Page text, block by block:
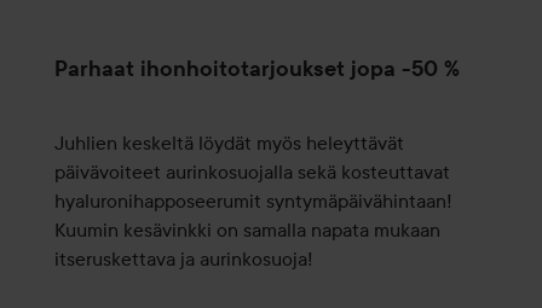
Parhaat ihonhoitotarjoukset jopa -50 %
Juhlien keskeltä löydät myös heleyttävät
päivävoiteet aurinkosuojalla sekä kosteuttavat
hyaluronihapposeerumit syntymäpäivähintaan!
Kuumin kesävinkki on samalla napata mukaan
itseruskettava ja aurinkosuoja!